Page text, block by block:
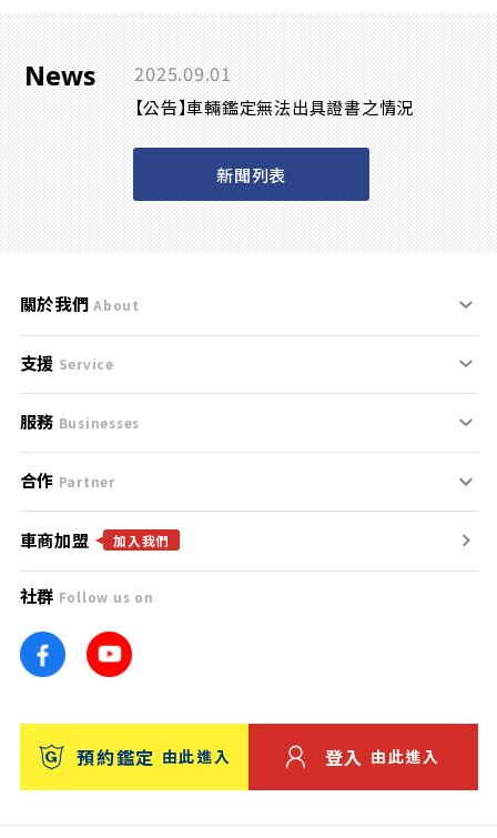
News 2025.09.01
【公告】車輛鑑定無法出具證書之情況
新聞列表
關於我們 About
刊登規範
服務條款
免責聲明
隱私權政策
團隊
車訊網
台灣優良中古車商大獎
支援 Service
支援中心
聯絡我們
服務 Businesses
什麼是Goo鑑定？
找好車
找好店
找海外車
消費者評價
保固
合作 Partner
合作夥伴
廣告合作
車商加盟 加入我們
社群 Follow us on
預約鑑定 由此進入 登入 由此進入